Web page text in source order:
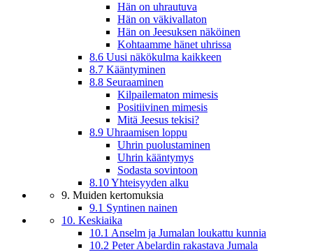
Hän on uhrautuva
Hän on väkivallaton
Hän on Jeesuksen näköinen
Kohtaamme hänet uhrissa
8.6 Uusi näkökulma kaikkeen
8.7 Kääntyminen
8.8 Seuraaminen
Kilpailematon mimesis
Positiivinen mimesis
Mitä Jeesus tekisi?
8.9 Uhraamisen loppu
Uhrin puolustaminen
Uhrin kääntymys
Sodasta sovintoon
8.10 Yhteisyyden alku
9. Muiden kertomuksia
9.1 Syntinen nainen
10. Keskiaika
10.1 Anselm ja Jumalan loukattu kunnia
10.2 Peter Abelardin rakastava Jumala